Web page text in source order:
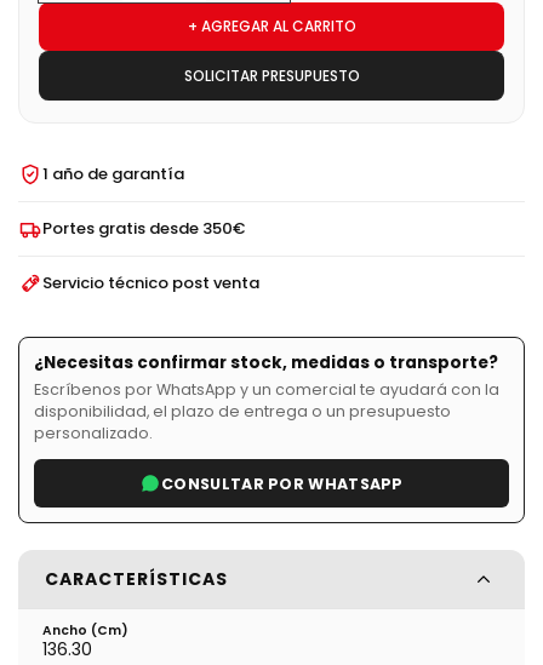
+ AGREGAR AL CARRITO
SOLICITAR PRESUPUESTO
1 año de garantía
Portes gratis desde 350€
Servicio técnico post venta
¿Necesitas confirmar stock, medidas o transporte?
Escríbenos por WhatsApp y un comercial te ayudará con la
disponibilidad, el plazo de entrega o un presupuesto
personalizado.
CONSULTAR POR WHATSAPP
CARACTERÍSTICAS
Ancho (cm)
136.30